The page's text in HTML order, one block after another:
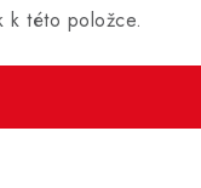
k této položce.